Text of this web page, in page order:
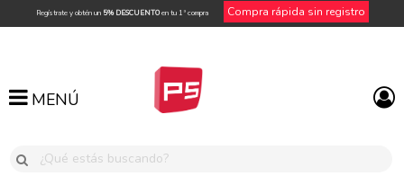
Regístrate y obtén un 5% DESCUENTOen tu 1ª compra Compra rápida sin registro
MENÚ
MENÚ